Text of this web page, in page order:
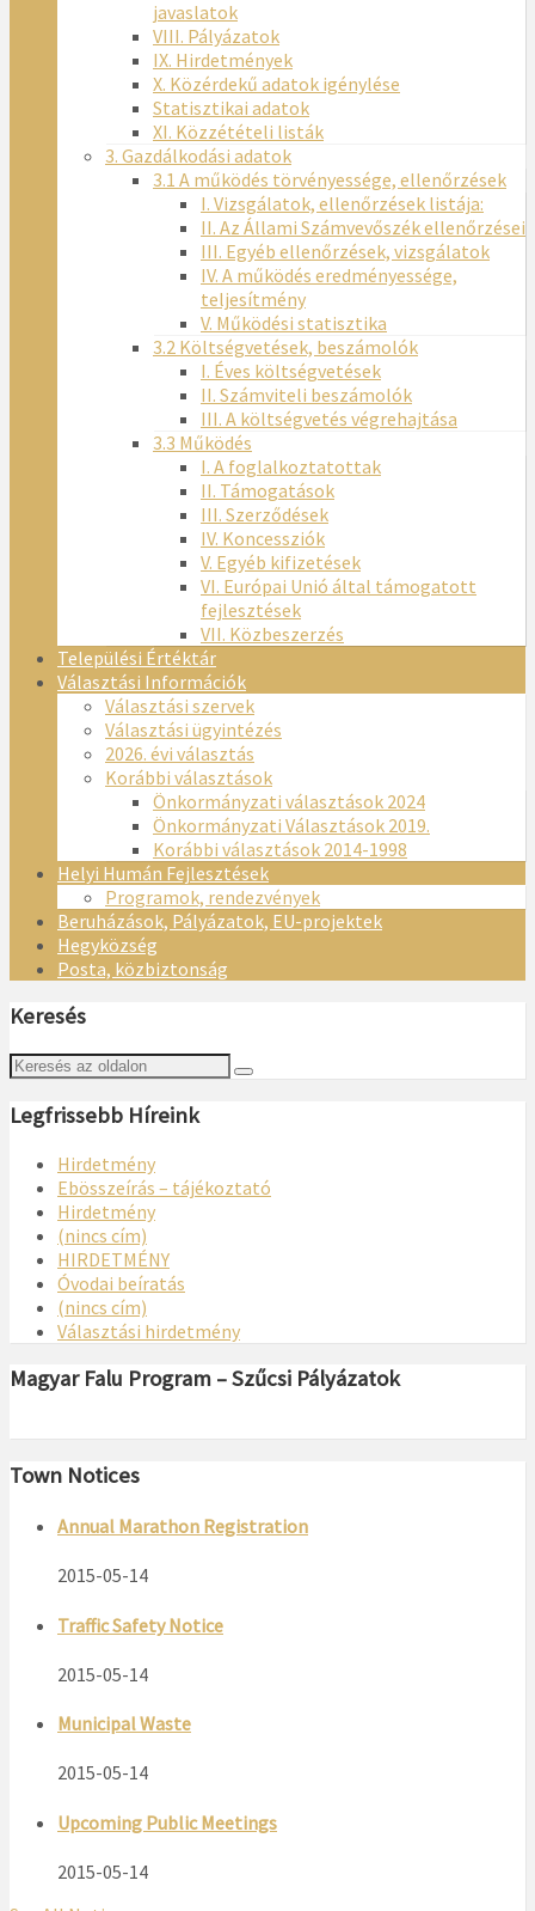
javaslatok
VIII. Pályázatok
IX. Hirdetmények
X. Közérdekű adatok igénylése
Statisztikai adatok
XI. Közzétételi listák
3. Gazdálkodási adatok
3.1 A működés törvényessége, ellenőrzések
I. Vizsgálatok, ellenőrzések listája:
II. Az Állami Számvevőszék ellenőrzései
III. Egyéb ellenőrzések, vizsgálatok
IV. A működés eredményessége,
teljesítmény
V. Működési statisztika
3.2 Költségvetések, beszámolók
I. Éves költségvetések
II. Számviteli beszámolók
III. A költségvetés végrehajtása
3.3 Működés
I. A foglalkoztatottak
II. Támogatások
III. Szerződések
IV. Koncessziók
V. Egyéb kifizetések
VI. Európai Unió által támogatott
fejlesztések
VII. Közbeszerzés
Települési Értéktár
Választási Információk
Választási szervek
Választási ügyintézés
2026. évi választás
Korábbi választások
Önkormányzati választások 2024
Önkormányzati Választások 2019.
Korábbi választások 2014-1998
Helyi Humán Fejlesztések
Programok, rendezvények
Beruházások, Pályázatok, EU-projektek
Hegyközség
Posta, közbiztonság
Keresés
Legfrissebb Híreink
Hirdetmény
Ebösszeírás – tájékoztató
Hirdetmény
(nincs cím)
HIRDETMÉNY
Óvodai beíratás
(nincs cím)
Választási hirdetmény
Magyar Falu Program – Szűcsi Pályázatok
Town Notices
Annual Marathon Registration
2015-05-14
Traffic Safety Notice
2015-05-14
Municipal Waste
2015-05-14
Upcoming Public Meetings
2015-05-14